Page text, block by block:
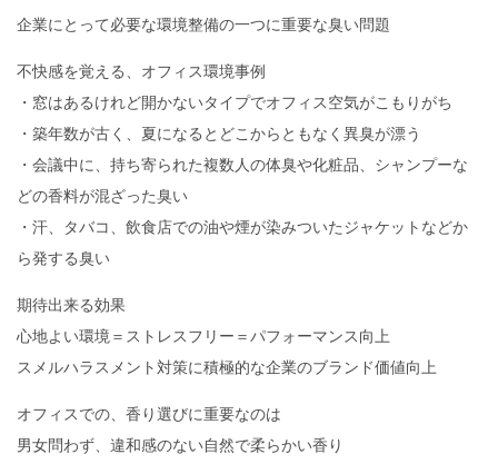
企業にとって必要な環境整備の一つに重要な臭い問題
不快感を覚える、オフィス環境事例
・窓はあるけれど開かないタイプでオフィス空気がこもりがち
・築年数が古く、夏になるとどこからともなく異臭が漂う
・会議中に、持ち寄られた複数人の体臭や化粧品、シャンプーな
どの香料が混ざった臭い
・汗、タバコ、飲食店での油や煙が染みついたジャケットなどか
ら発する臭い
期待出来る効果
心地よい環境＝ストレスフリー＝パフォーマンス向上
スメルハラスメント対策に積極的な企業のブランド価値向上
オフィスでの、香り選びに重要なのは
男女問わず、違和感のない自然で柔らかい香り